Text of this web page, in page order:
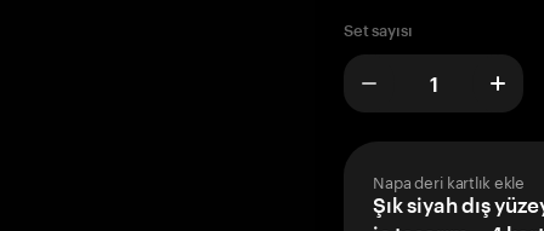
Set sayısı
Napa deri kartlık ekle
Şık siyah dış